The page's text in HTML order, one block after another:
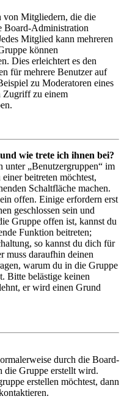
von Mitgliedern, die die
Board-Administration
Mitglied kann mehreren
können
Dies erleichtert es den
für mehrere Benutzer auf
zu Moderatoren eines
Zugriff zu einem
wie trete ich ihnen bei?
unter „Benutzergruppen“ im
beitreten möchtest,
Schaltfläche machen.
offen. Einige erfordern erst
geschlossen sein und
Gruppe offen ist, kannst du
Funktion beitreten;
so kannst du dich für
muss daraufhin deinen
warum du in die Gruppe
Bitte belästige keinen
er wird einen Grund
durch die Board-
die Gruppe erstellt wird.
erstellen möchtest, dann